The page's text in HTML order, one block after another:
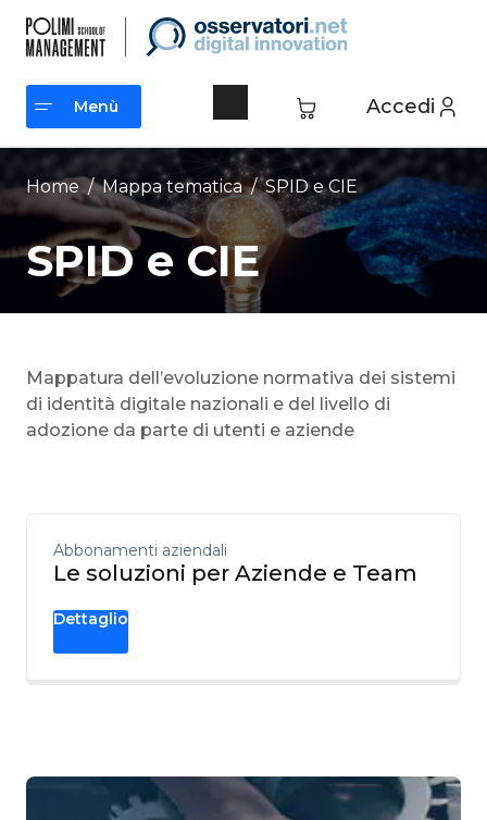
contenuto
Accedi
Menù
Menù
Home / Mappa tematica /SPID e CIE
SPID e CIE
Mappatura dell’evoluzione normativa dei sistemi
di identità digitale nazionali e del livello di
adozione da parte di utenti e aziende
Abbonamenti aziendali
Le soluzioni per Aziende e Team
Dettaglio